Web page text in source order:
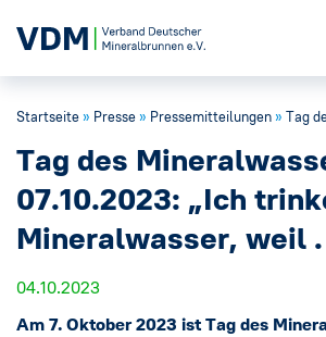
Verband
Themen
Öffentlichkeitsarbeit
Startseite» Presse» Pressemitteilungen» Tag des
Tag des
07.10.2023: „Ich
Mineralwasser, weil .
04.10.2023
Am 7. Oktober 2023 ist Tag des